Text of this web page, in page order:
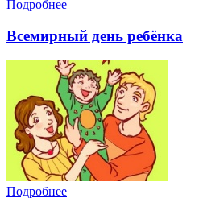
Подробнее
Всемирный день ребёнка
Подробнее